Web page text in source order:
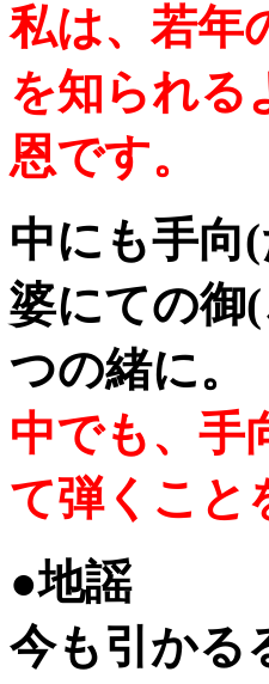
私は、若年
を知られる
恩です。
中にも手向
婆にての御
つの緒に。
中でも、手
て弾くこと
●地謡
今も引かる